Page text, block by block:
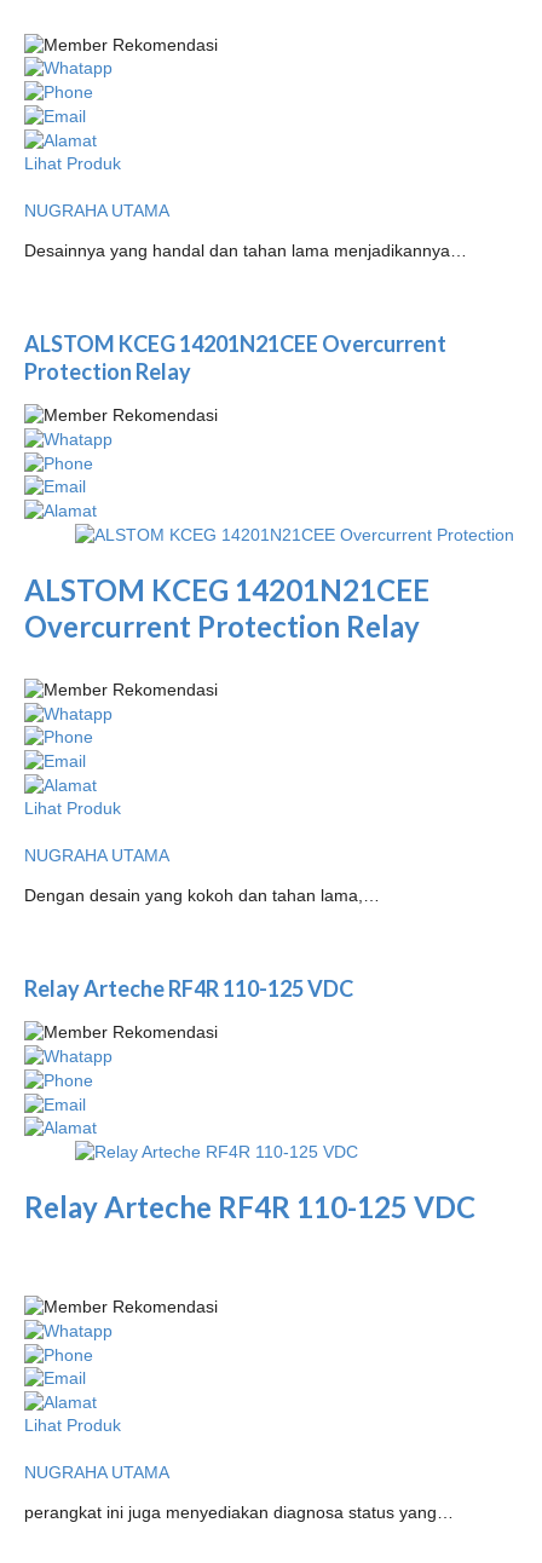
Lihat Produk
NUGRAHA UTAMA
Desainnya yang handal dan tahan lama menjadikannya…
ALSTOM KCEG 14201N21CEE Overcurrent
Protection Relay
ALSTOM KCEG 14201N21CEE
Overcurrent Protection Relay
Lihat Produk
NUGRAHA UTAMA
Dengan desain yang kokoh dan tahan lama,…
Relay Arteche RF4R 110-125 VDC
Relay Arteche RF4R 110-125 VDC
Lihat Produk
NUGRAHA UTAMA
perangkat ini juga menyediakan diagnosa status yang…